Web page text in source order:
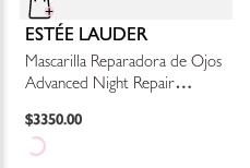
ESTÉE LAUDER
Mascarilla Reparadora de Ojos
Advanced Night Repair
Mask
$3350.00